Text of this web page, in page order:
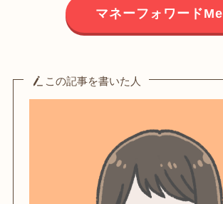
マネーフォワードMe
この記事を書いた人